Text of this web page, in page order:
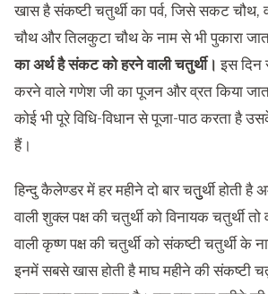
खास है संकष्टी चतुर्थी का पर्व, जिसे सकट चौथ,
चौथ और तिलकुटा चौथ के नाम से भी पुकारा
का अर्थ है संकट को हरने वाली चतुर्थी। इस दिन
करने वाले गणेश जी का पूजन और व्रत किया
कोई भी पूरे विधि-विधान से पूजा-पाठ करता है
हैं।
हिन्दु कैलेण्डर में हर महीने दो बार चतुुर्थी होती
वाली शुक्ल पक्ष की चतुर्थी को विनायक चतुर्थी तो
वाली कृष्ण पक्ष की चतुर्थी को संकष्टी चतुर्थी के
इनमें सबसे खास होती है माघ महीने की संकष्टी